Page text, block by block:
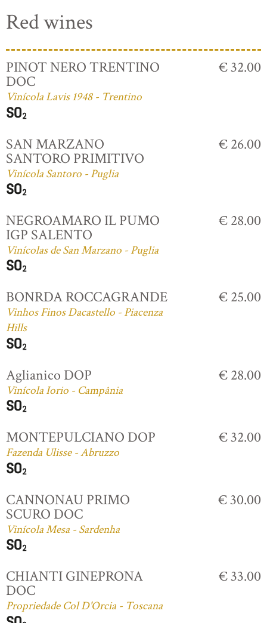
Red wines
PINOT NERO TRENTINO
DOC
Vinícola Lavis 1948 - Trentino
€ 32.00
SAN MARZANO
SANTORO PRIMITIVO
Vinícola Santoro - Puglia
€ 26.00
NEGROAMARO IL PUMO
IGP SALENTO
Vinícolas de San Marzano - Puglia
€ 28.00
BONRDA ROCCAGRANDE
Vinhos Finos Dacastello - Piacenza
Hills
€ 25.00
Aglianico DOP
Vinícola Iorio - Campânia
€ 28.00
MONTEPULCIANO DOP
Fazenda Ulisse - Abruzzo
€ 32.00
CANNONAU PRIMO
SCURO DOC
Vinícola Mesa - Sardenha
€ 30.00
CHIANTI GINEPRONA
DOC
Propriedade Col D'Orcia - Toscana
€ 33.00